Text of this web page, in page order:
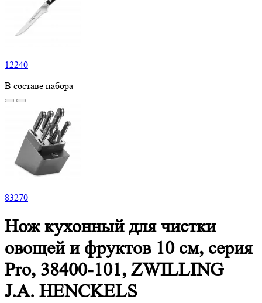
12240
В составе набора
83270
Нож кухонный для чистки
овощей и фруктов 10 см, серия
Pro, 38400-101, ZWILLING
J.A. HENCKELS